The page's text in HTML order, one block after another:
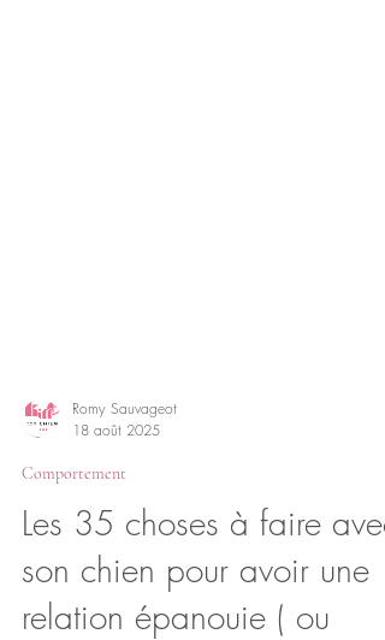
18 août 2025
Comportement
Les 35 choses à faire avec
son chien pour avoir une